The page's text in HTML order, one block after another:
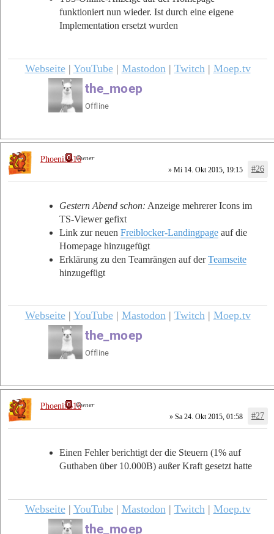
funktioniert nun wieder. Ist durch eine eigene
Implementation ersetzt wurden
Webseite| YouTube| Mastodon | Twitch | Moep.tv
» Mi 14. Okt 2015, 19:15 #26
Gestern Abend schon: Anzeige mehrerer Icons im
TS-Viewer gefixt
Link zur neuen Freiblocker-Landingpage auf die
Homepage hinzugefügt
Erklärung zu den Teamrängen auf derTeamseite
hinzugefügt
Webseite| YouTube| Mastodon| Twitch| Moep.tv
Phoenix616Owner
» Sa 24. Okt 2015, 01:58 #27
Einen Fehler berichtigt der die Steuern (1% auf
Guthaben über 10.000B) außer Kraft gesetzt hatte
Webseite| YouTube| Mastodon | Twitch | Moep.tv
Phoenix616Owner